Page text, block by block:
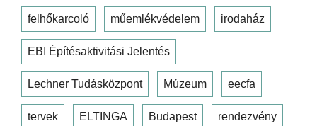
felhőkarcoló műemlékvédelem irodaház
EBI Építésaktivitási Jelentés
Lechner Tudásközpont Múzeum eecfa
tervek ELTINGA Budapest rendezvény